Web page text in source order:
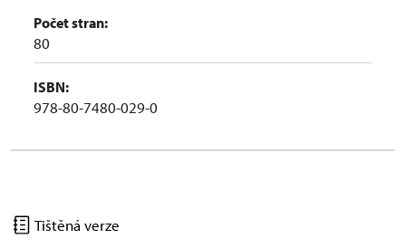
Počet stran:
80
ISBN:
978-80-7480-029-0
Tištěná verze